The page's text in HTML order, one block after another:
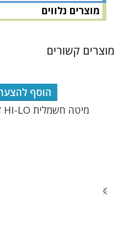
מוצרים נלווים
מוצרים קשורים
הוסף
מיטה חשמלית HI-LO דגם – ARMINIA